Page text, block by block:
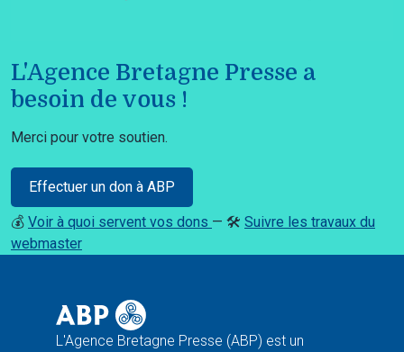
L'Agence Bretagne Presse a
besoin de vous !
Merci pour votre soutien.
Effectuer un don à ABP
💰 Voir à quoi servent vos dons — 🛠️ Suivre les travaux du
webmaster
L'Agence Bretagne Presse (ABP) est un